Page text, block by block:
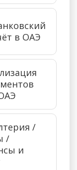
в ОАЭ
/
/
и